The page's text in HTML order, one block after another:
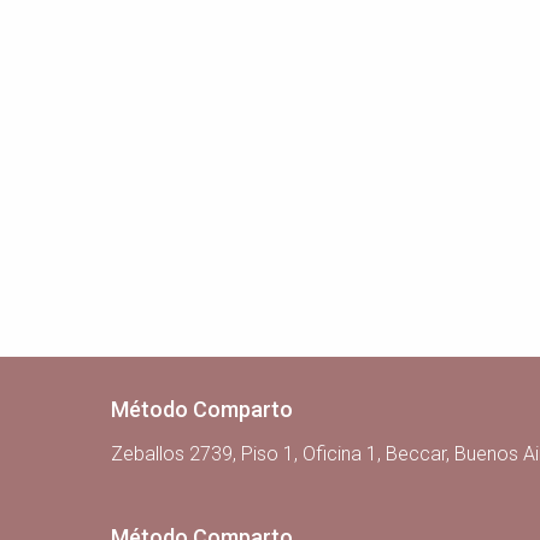
Método Comparto
Zeballos 2739, Piso 1, Oficina 1, Beccar, Buenos